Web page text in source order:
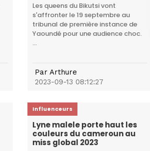
Les queens du Bikutsi vont
s'affronter le 19 septembre au
tribunal de première instance de
Yaoundé pour une audience choc.
...
ParArthure
2023-09-13 08:12:27
Influenceurs
Lyne malele porte haut les
couleurs du cameroun au
miss global 2023